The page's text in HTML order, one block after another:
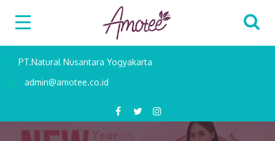
PT.Natural Nusantara Yogyakarta
admin@amotee.co.id